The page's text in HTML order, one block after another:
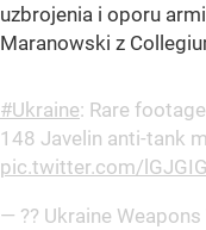
uzbrojenia i oporu
Maranowski z
#Ukraine: Rare
148 Javelin anti-tank
pic.twitter.com/
— ?? Ukraine